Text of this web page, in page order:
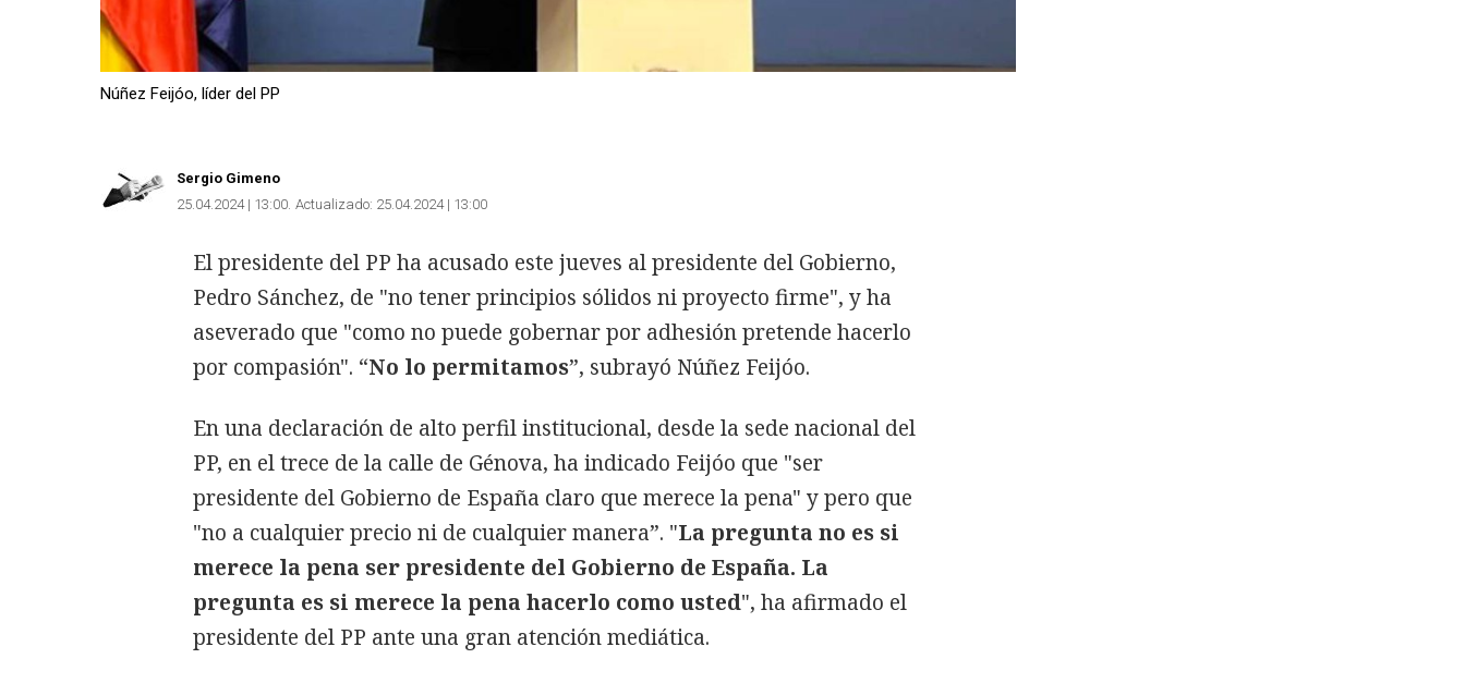
Núñez Feijóo, líder del PP
Sergio Gimeno
25.04.2024 | 13:00 Actualizado: 25.04.2024 | 13:00
El presidente del PP ha acusado este jueves al presidente del Gobierno,
Pedro Sánchez, de "no tener principios sólidos ni proyecto firme", y ha
aseverado que "como no puede gobernar por adhesión pretende hacerlo
por compasión". “No lo permitamos”, subrayó Núñez Feijóo.
En una declaración de alto perfil institucional, desde la sede nacional del
PP, en el trece de la calle de Génova, ha indicado Feijóo que "ser
presidente del Gobierno de España claro que merece la pena" y pero que
"no a cualquier precio ni de cualquier manera”. "La pregunta no es si
merece la pena ser presidente del Gobierno de España. La
pregunta es si merece la pena hacerlo como usted", ha afirmado el
presidente del PP ante una gran atención mediática.